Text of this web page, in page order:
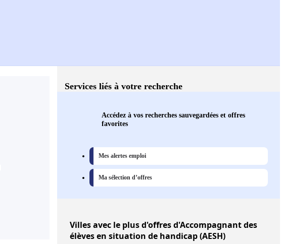
Services liés à votre recherche
Accédez à vos recherches sauvegardées et offres
favorites
Mes alertes emploi
Ma sélection d’offres
Villesavec le plus d'offres d'Accompagnant des
élèves en situation de handicap (AESH)